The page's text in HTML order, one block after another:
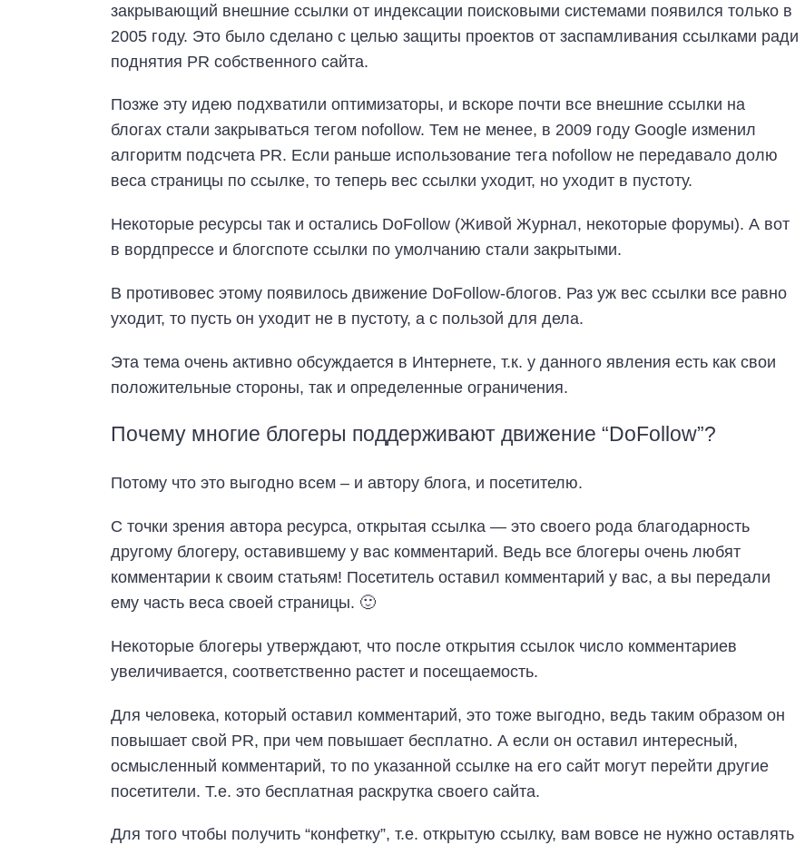
закрывающий внешние ссылки от индексации поисковыми системами появился только в
2005 году. Это было сделано с целью защиты проектов от заспамливания ссылками ради
поднятия PR собственного сайта.
Позже эту идею подхватили оптимизаторы, и вскоре почти все внешние ссылки на
блогах стали закрываться тегом nofollow. Тем не менее, в 2009 году Google изменил
алгоритм подсчета PR. Если раньше использование тега nofollow не передавало долю
веса страницы по ссылке, то теперь вес ссылки уходит, но уходит в пустоту.
Некоторые ресурсы так и остались DoFollow (Живой Журнал, некоторые форумы). А вот
в вордпрессе и блогспоте ссылки по умолчанию стали закрытыми.
В противовес этому появилось движение DoFollow-блогов. Раз уж вес ссылки все равно
уходит, то пусть он уходит не в пустоту, а с пользой для дела.
Эта тема очень активно обсуждается в Интернете, т.к. у данного явления есть как свои
положительные стороны, так и определенные ограничения.
Почему многие блогеры поддерживают движение “DoFollow”?
Потому что это выгодно всем – и автору блога, и посетителю.
С точки зрения автора ресурса, открытая ссылка — это своего рода благодарность
другому блогеру, оставившему у вас комментарий. Ведь все блогеры очень любят
комментарии к своим статьям! Посетитель оставил комментарий у вас, а вы передали
ему часть веса своей страницы. 🙂
Некоторые блогеры утверждают, что после открытия ссылок число комментариев
увеличивается, соответственно растет и посещаемость.
Для человека, который оставил комментарий, это тоже выгодно, ведь таким образом он
повышает свой PR, при чем повышает бесплатно. А если он оставил интересный,
осмысленный комментарий, то по указанной ссылке на его сайт могут перейти другие
посетители. Т.е. это бесплатная раскрутка своего сайта.
Для того чтобы получить “конфетку”, т.е. открытую ссылку, вам вовсе не нужно оставлять